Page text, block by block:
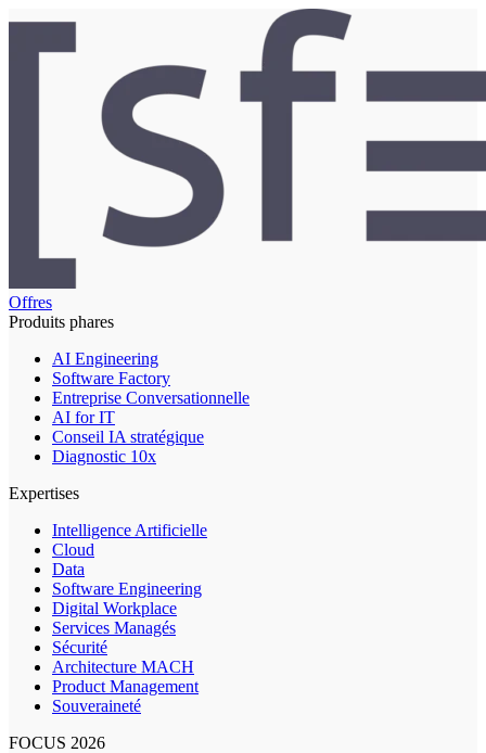
Offres
Produits phares
AI Engineering
Software Factory
Entreprise Conversationnelle
AI for IT
Conseil IA stratégique
Diagnostic 10x
Expertises
Intelligence Artificielle
Cloud
Data
Software Engineering
Digital Workplace
Services Managés
Sécurité
Architecture MACH
Product Management
Souveraineté
FOCUS 2026